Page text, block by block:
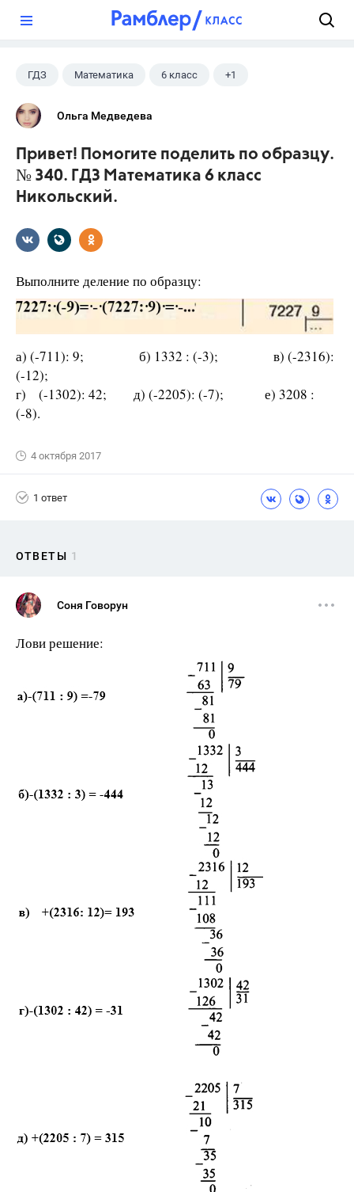
ГДЗ Математика 6 класс +1
Никольский С.М.
Ольга Медведева
Привет! Помогите поделить по образцу.
№ 340. ГДЗ Математика 6 класс
Никольский.
Выполните деление по образцу:
а) (-711): 9; б) 1332 : (-3); в) (-2316):
(-12);
г) (-1302): 42; д) (-2205): (-7); е) 3208 :
(-8).
4 октября 2017
1 ответ
ОТВЕТЫ 1
Соня Говорун
Лови решение: